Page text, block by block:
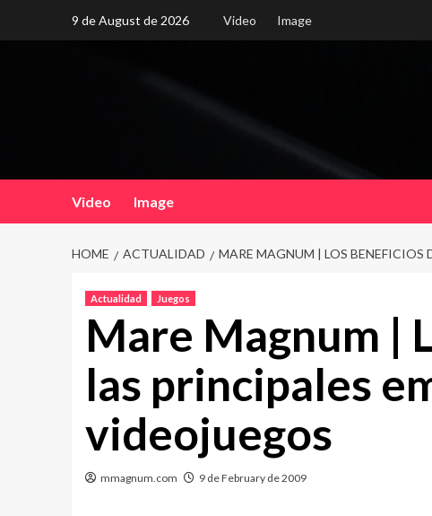
9 de August de 2026 Video Image
Video Image
HOME ACTUALIDAD MARE MAGNUM | LOS BENEFICIOS
Actualidad Juegos
Mare Magnum |
las principales
videojuegos
mmagnum.com 9 de February de 2009